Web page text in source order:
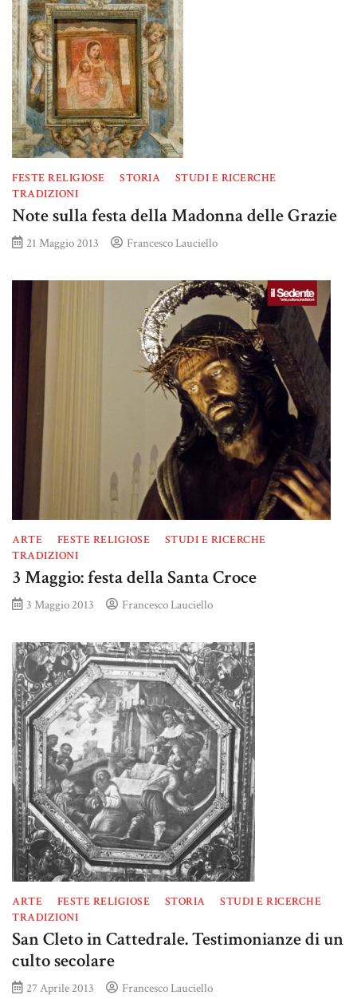
FESTE RELIGIOSE STORIA
STUDI E RICERCHE
TRADIZIONI
Note sulla festa della Madonna delle Grazie
21 Maggio 2013 Francesco Lauciello
ARTE FESTE RELIGIOSE
STUDI E RICERCHE
TRADIZIONI
3 Maggio: festa della Santa Croce
3 Maggio 2013 Francesco Lauciello
ARTE FESTE RELIGIOSE STORIA
STUDI E RICERCHE
TRADIZIONI
San Cleto in Cattedrale. Testimonianze di un
culto secolare
27 Aprile 2013 Francesco Lauciello